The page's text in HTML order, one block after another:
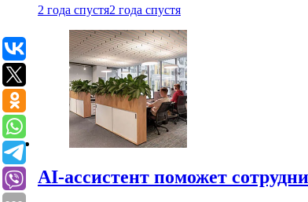
2 года спустя2 года спустя
AI-ассистент поможет